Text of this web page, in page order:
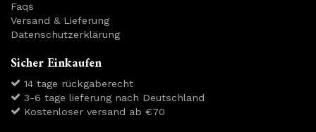
Faqs
Versand & Lieferung
Datenschutzerklärung
Sicher Einkaufen
14 tage rückgaberecht
3-6 tage lieferung nach Deutschland
Kostenloser versand ab €70